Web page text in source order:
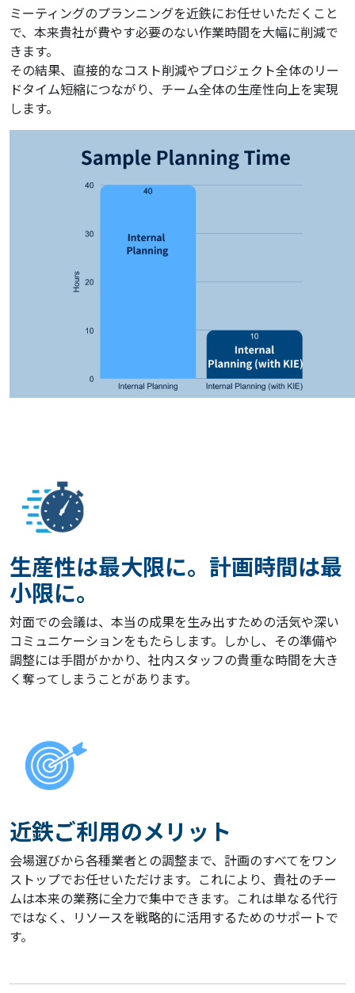
ミーティングのプランニングを近鉄にお任せいただくこと
で、本来貴社が費やす必要のない作業時間を大幅に削減で
きます。
その結果、直接的なコスト削減やプロジェクト全体のリー
ドタイム短縮につながり、チーム全体の生産性向上を実現
します。
生産性は最大限に。計画時間は最
小限に。
対面での会議は、本当の成果を生み出すための活気や深い
コミュニケーションをもたらします。しかし、その準備や
調整には手間がかかり、社内スタッフの貴重な時間を大き
く奪ってしまうことがあります。
近鉄ご利用のメリット
会場選びから各種業者との調整まで、計画のすべてをワン
ストップでお任せいただけます。これにより、貴社のチー
ムは本来の業務に全力で集中できます。これは単なる代行
ではなく、リソースを戦略的に活用するためのサポートで
す。